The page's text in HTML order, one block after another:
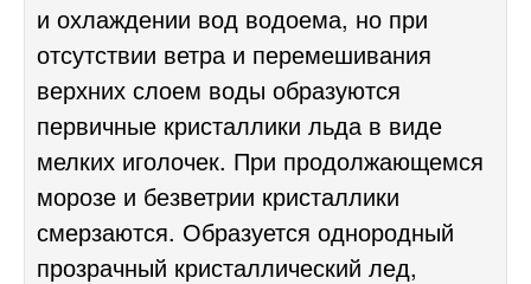
и охлаждении вод водоема, но при
отсутствии ветра и перемешивания
верхних слоем воды образуются
первичные кристаллики льда в виде
мелких иголочек. При продолжающемся
морозе и безветрии кристаллики
смерзаются. Образуется однородный
прозрачный кристаллический лед,